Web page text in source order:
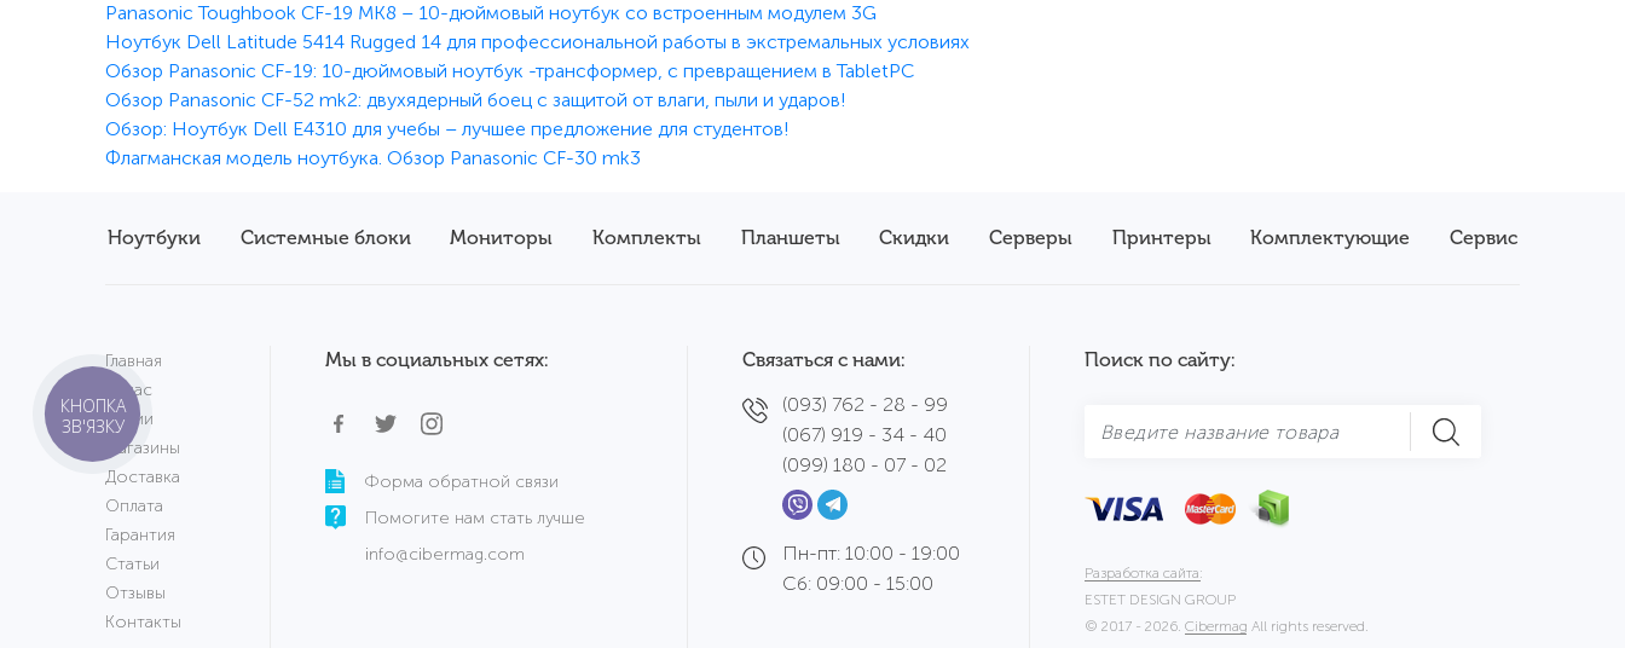
Panasonic Toughbook CF-19 MK8 – 10-дюймовый ноутбук со встроенным модулем 3G
Ноутбук Dell Latitude 5414 Rugged 14 для профессиональной работы в экстремальных условиях
Обзор Panasonic CF-19: 10-дюймовый ноутбук -трансформер, с превращением в TabletPC
Обзор Panasonic CF-52 mk2: двухядерный боец с защитой от влаги, пыли и ударов!
Обзор: Ноутбук Dell E4310 для учебы – лучшее предложение для студентов!
Флагманская модель ноутбука. Обзор Panasonic CF-30 mk3
Ноутбуки Системные блоки Мониторы Комплекты Планшеты Скидки Серверы Принтеры Комплектующие Сервис
Главная
О нас
Акции
Магазины
Доставка
Оплата
Гарантия
Статьи
Отзывы
Контакты
Мы в социальных сетях:
Форма обратной связи
Помогите нам стать лучше
info@cibermag.com
Связаться с нами:
(093) 762 - 28 - 99
(067) 919 - 34 - 40
(099) 180 - 07 - 02
Пн-пт: 10:00 - 19:00
Сб: 09:00 - 15:00
Поиск по сайту:
Разработка сайта:
ESTET DESIGN GROUP
© 2017 - 2026. Cibermag All rights reserved.
КНОПКА
ЗВ'ЯЗКУ